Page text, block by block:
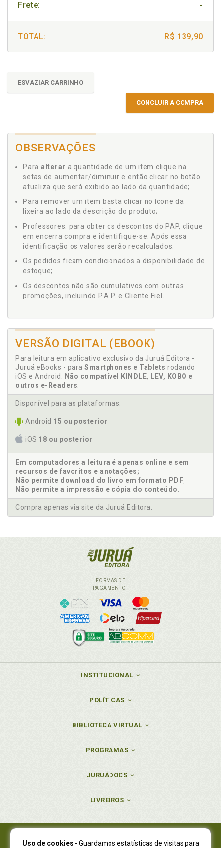
Frete: -
TOTAL: R$ 139,90
ESVAZIAR CARRINHO
CONCLUIR A COMPRA
OBSERVAÇÕES
Para alterar a quantidade de um item clique na
setas de aumentar/diminuir e então clicar no botão
atualiza que será exibido ao lado da quantidade;
Para remover um item basta clicar no ícone da
lixeira ao lado da descrição do produto;
Professores: para obter os descontos do PAP, clique
em encerra compra e identifique-se. Após essa
identificação os valores serão recalculados.
Os pedidos ficam condicionados a disponibilidade de
estoque;
Os descontos não são cumulativos com outras
promoções, incluindo P.A.P. e Cliente Fiel.
VERSÃO DIGITAL (EBOOK)
Para leitura em aplicativo exclusivo da Juruá Editora -
Juruá eBooks - para Smartphones e Tablets rodando
iOS e Android.
Não compatível KINDLE, LEV, KOBO e
outros e-Readers
Disponível para as plataformas:
Android 15 ou posterior
iOS 18 ou posterior
Em computadores a leitura é apenas online e sem
recursos de favoritos e anotações;
Não permite download do livro em formato PDF;
Não permite a impressão e cópia do conteúdo.
Compra apenas via site da Juruá Editora.
FORMAS DE
PAGAMENTO
INSTITUCIONAL
POLÍTICAS
BIBLIOTECA VIRTUAL
PROGRAMAS
JURUÁDOCS
LIVREIROS
Juruá Editora Ltda., CNPJ 77.535.508/0001-19
Uso de cookies - Guardamos estatísticas de visitas para